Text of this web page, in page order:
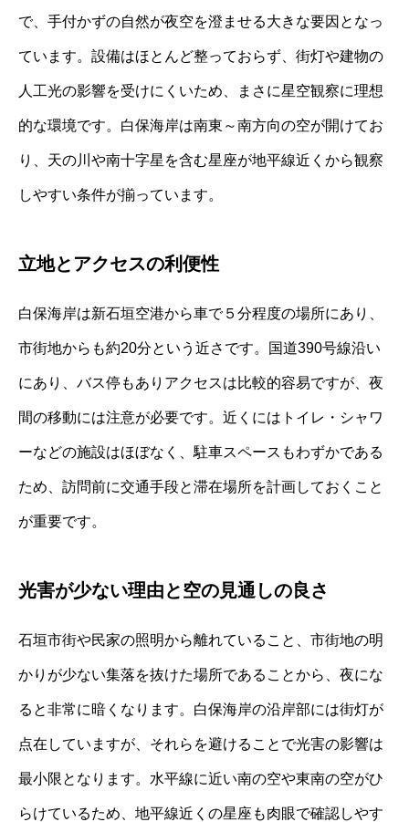
で、手付かずの自然が夜空を澄ませる大きな要因となっ
ています。設備はほとんど整っておらず、街灯や建物の
人工光の影響を受けにくいため、まさに星空観察に理想
的な環境です。白保海岸は南東～南方向の空が開けてお
り、天の川や南十字星を含む星座が地平線近くから観察
しやすい条件が揃っています。
立地とアクセスの利便性
白保海岸は新石垣空港から車で５分程度の場所にあり、
市街地からも約20分という近さです。国道390号線沿い
にあり、バス停もありアクセスは比較的容易ですが、夜
間の移動には注意が必要です。近くにはトイレ・シャワ
ーなどの施設はほぼなく、駐車スペースもわずかである
ため、訪問前に交通手段と滞在場所を計画しておくこと
が重要です。
光害が少ない理由と空の見通しの良さ
石垣市街や民家の照明から離れていること、市街地の明
かりが少ない集落を抜けた場所であることから、夜にな
ると非常に暗くなります。白保海岸の沿岸部には街灯が
点在していますが、それらを避けることで光害の影響は
最小限となります。水平線に近い南の空や東南の空がひ
らけているため、地平線近くの星座も肉眼で確認しやす